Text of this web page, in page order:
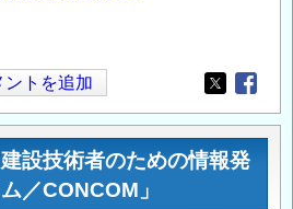
ントを追加
Opens in
設技術者のための情報発
／CONCOM」